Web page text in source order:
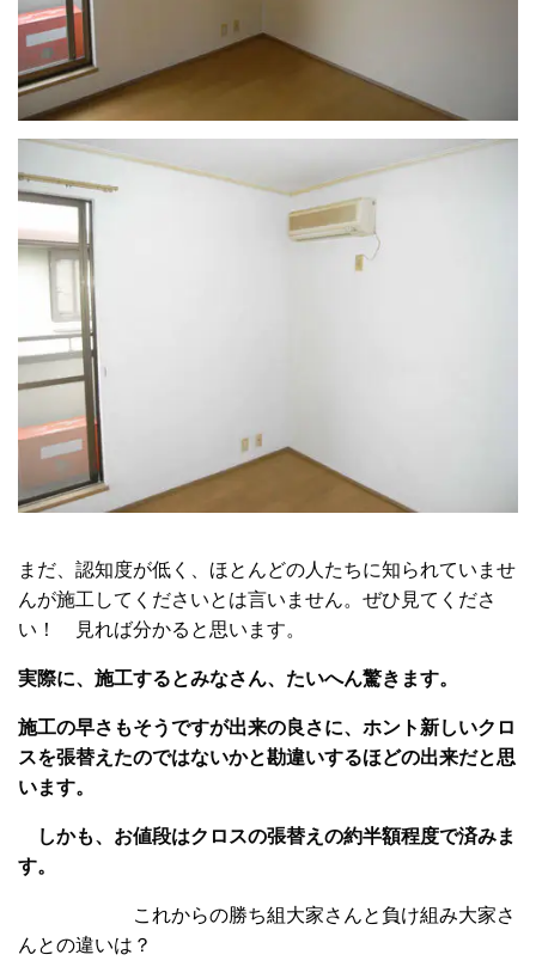
まだ、認知度が低く、ほとんどの人たちに知られていませ
んが施工してくださいとは言いません。ぜひ見てくださ
い！ 見れば分かると思います。
実際に、施工するとみなさん、たいへん驚きます。
施工の早さもそうですが出来の良さに、ホント新しいクロ
スを張替えたのではないかと勘違いするほどの出来だと思
います。
しかも、お値段はクロスの張替えの約半額程度で済みま
す。
これからの勝ち組大家さんと負け組み大家さ
んとの違いは？